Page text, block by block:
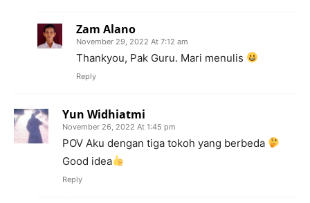
Zam Alano
November 29, 2022 At 7:12 am
Thankyou, Pak Guru. Mari menulis
Reply
Yun Widhiatmi
November 26, 2022 At 1:45 pm
POV Aku dengan tiga tokoh yang berbeda
Good idea
Reply